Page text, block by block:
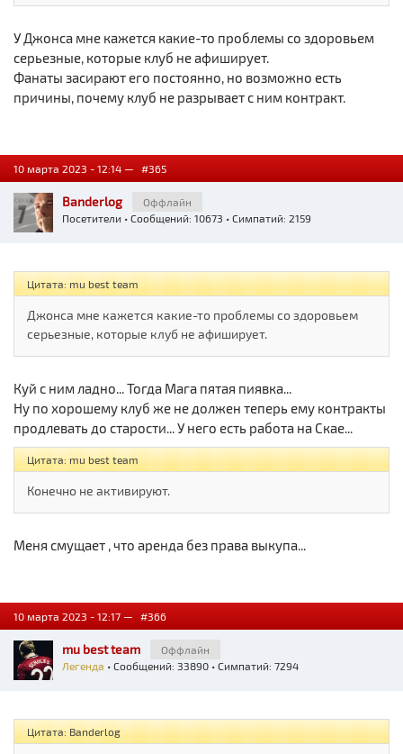
У Джонса мне кажется какие-то проблемы со здоровьем
серьезные, которые клуб не афиширует.
Фанаты засирают его постоянно, но возможно есть
причины, почему клуб не разрывает с ним контракт.
10 марта 2023 - 12:14 — #365
Banderlog
Оффлайн
Посетители • Сообщений: 10673 • Симпатий: 2159
Цитата: mu best team
Джонса мне кажется какие-то проблемы со здоровьем
серьезные, которые клуб не афиширует.
Куй с ним ладно... Тогда Мага пятая пиявка...
Ну по хорошему клуб же не должен теперь ему контракты
продлевать до старости... У него есть работа на Скае...
Цитата: mu best team
Конечно не активируют.
Меня смущает , что аренда без права выкупа...
10 марта 2023 - 12:17 — #366
mu best team
Оффлайн
Легенда • Сообщений: 33890 • Симпатий: 7294
Цитата: Banderlog